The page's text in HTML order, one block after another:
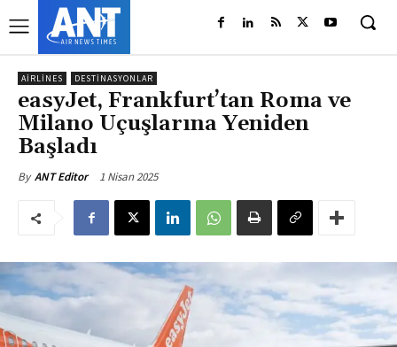
AIRLINES DESTINASYONLAR
easyJet, Frankfurt’tan Roma ve
Milano Uçuşlarına Yeniden
Başladı
By ANT Editor 1 Nisan 2025